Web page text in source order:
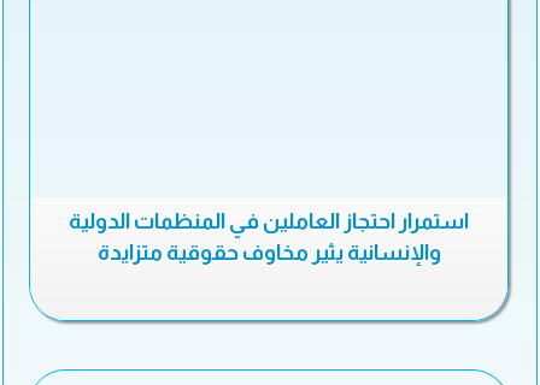
استمرار احتجاز العاملين في المنظمات الدولية
والإنسانية يثير مخاوف حقوقية متزايدة